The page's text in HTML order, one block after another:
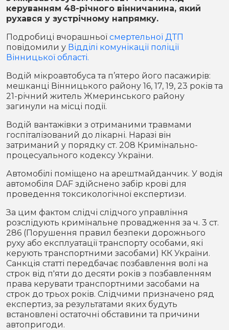
керуванням 48-річного вінничанина, який
рухався у зустрічному напрямку.
Подробиці вчорашньої смертельної ДТП
повідомили у Відділі комунікації поліції
Вінницької області.
Водій мікроавтобуса та п’ятеро його пасажирів:
мешканці Вінницького району 16, 17, 19, 23 років та
21-річний житель Жмеринського району
загинули на місці події.
Водій вантажівки з отриманими травмами
госпіталізований до лікарні. Наразі він
затриманий у порядку ст. 208 Кримінально-
процесуального кодексу України.
Автомобілі поміщено на арештмайданчик. У водія
автомобіля DAF здійснено забір крові для
проведення токсикологічної експертизи.
За цим фактом слідчі слідчого управління
розслідують кримінальне провадження за ч. 3 ст.
286 (Порушення правил безпеки дорожнього
руху або експлуатації транспорту особами, які
керують транспортними засобами) КК України.
Санкція статті передбачає позбавлення волі на
строк від п'яти до десяти років з позбавленням
права керувати транспортними засобами на
строк до трьох років. Слідчими призначено ряд
експертиз, за результатами яких будуть
встановлені остаточні обставини та причини
автопригоди.